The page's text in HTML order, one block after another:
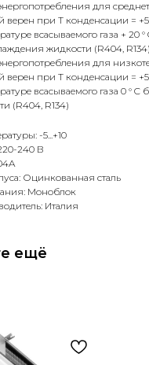
для
верен при Т конденсации =
всасываемого газа + 20 °
жидкости (R404, R134)
для
верен при Т конденсации =
всасываемого газа 0 °
(R404, R134)
-5...+10
240 В
Оцинкованная сталь
Моноблок
Италия
ещё